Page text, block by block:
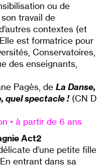
ou de
travail de
contextes (et
est formatrice pour
Conservatoires,
des enseignants,
Pagès, de La Danse,
quel spectacle !(CN D
• à partir de 6 ans
Act2
d’une petite fille
entrant dans sa